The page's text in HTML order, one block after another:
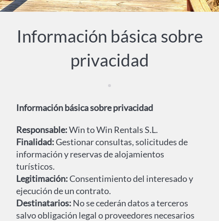
Información básica sobre
privacidad
Información básica sobre privacidad
Responsable:Win to Win Rentals S.L.
Finalidad:Gestionar consultas, solicitudes de
información y reservas de alojamientos
turísticos.
Legitimación:Consentimiento del interesado y
ejecución de un contrato.
Destinatarios: No se cederán datos a terceros
salvo obligación legal o proveedores necesarios